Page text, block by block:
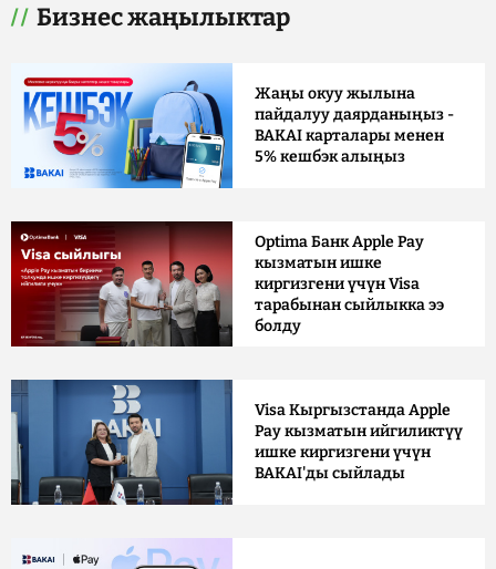
Бизнес жаңылыктар
Жаңы окуу жылына
пайдалуу даярданыңыз -
BAKAI карталары менен
5% кешбэк алыңыз
Optima Банк Apple Pay
кызматын ишке
киргизгени үчүн Visa
тарабынан сыйлыкка ээ
болду
Visa Кыргызстанда Apple
Pay кызматын ийгиликтүү
ишке киргизгени үчүн
BAKAI'ды сыйлады